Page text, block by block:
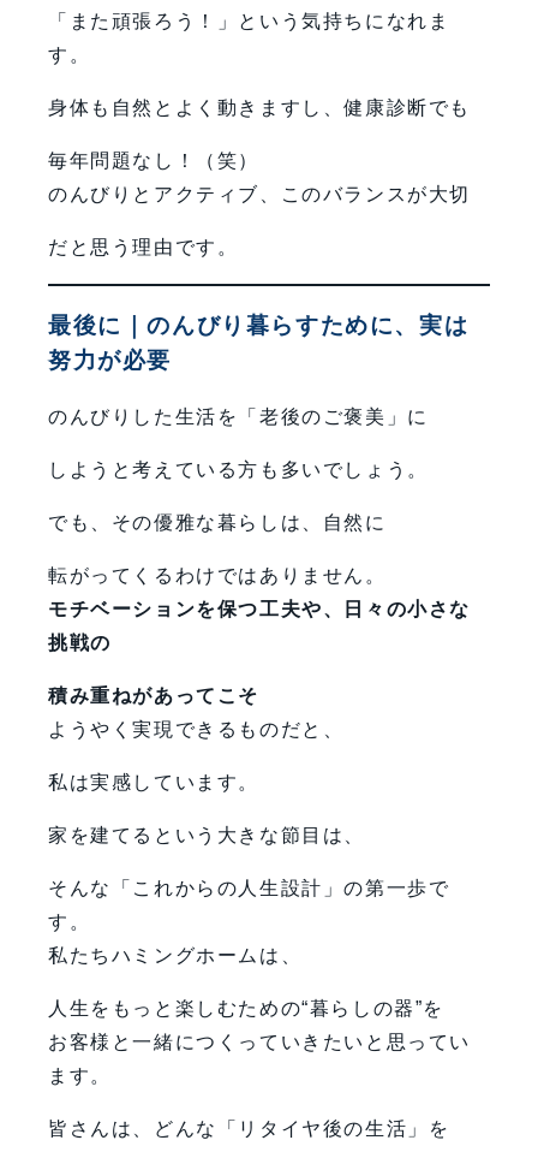
「また頑張ろう！」という気持ちになれま
す。
身体も自然とよく動きますし、健康診断でも
毎年問題なし！（笑）
のんびりとアクティブ、このバランスが大切
だと思う理由です。
最後に｜のんびり暮らすために、実は
努力が必要
のんびりした生活を「老後のご褒美」に
しようと考えている方も多いでしょう。
でも、その優雅な暮らしは、自然に
転がってくるわけではありません。
モチベーションを保つ工夫や、日々の小さな
挑戦の
積み重ねがあってこそ
ようやく実現できるものだと、
私は実感しています。
家を建てるという大きな節目は、
そんな「これからの人生設計」の第一歩で
す。
私たちハミングホームは、
人生をもっと楽しむための“暮らしの器”を
お客様と一緒につくっていきたいと思ってい
ます。
皆さんは、どんな「リタイヤ後の生活」を